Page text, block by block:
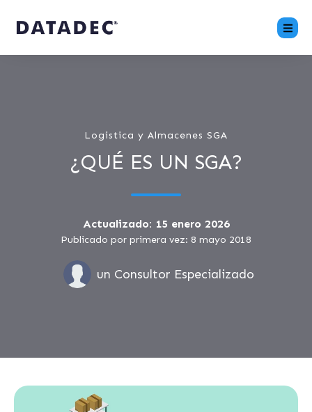
Logistica y Almacenes SGA
¿QUÉ ES UN SGA?
Actualizado: 15 enero 2026
Publicado por primera vez: 8 mayo 2018
un Consultor Especializado